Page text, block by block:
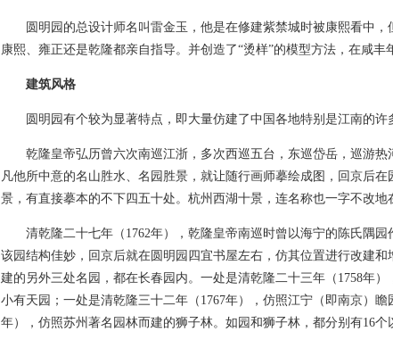
圆明园的总设计师名叫雷金玉，他是在修建紫禁城时被康熙看中，
康熙、雍正还是乾隆都亲自指导。并创造了“烫样”的模型方法，在咸丰
建筑风格
圆明园有个较为显著特点，即大量仿建了中国各地特别是江南的许
乾隆皇帝弘历曾六次南巡江浙，多次西巡五台，东巡岱岳，巡游热
凡他所中意的名山胜水、名园胜景，就让随行画师摹绘成图，回京后
景，有直接摹本的不下四五十处。杭州西湖十景，连名称也一字不改地
清乾隆二十七年（1762年），乾隆皇帝南巡时曾以海宁的陈氏隅园
该园结构佳妙，回京后就在圆明园四宜书屋左右，仿其位置进行改建
建的另外三处名园，都在长春园内。一处是清乾隆二十三年（1758年
小有天园；一处是清乾隆三十二年（1767年），仿照江宁（即南京）
年），仿照苏州著名园林而建的狮子林。如园和狮子林，都分别有16个